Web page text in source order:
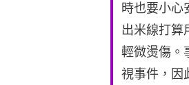
時也要小心
出米線打算
輕微燙傷。
視事件，因